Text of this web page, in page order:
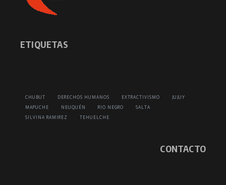
ETIQUETAS
CHUBUT DERECHOS HUMANOS EXTRACTIVISMO
JUJUY
MAPUCHE
NEUQUÉN RIO NEGRO
SALTA
SILVINA RAMIREZ
TEHUELCHE
CONTACTO